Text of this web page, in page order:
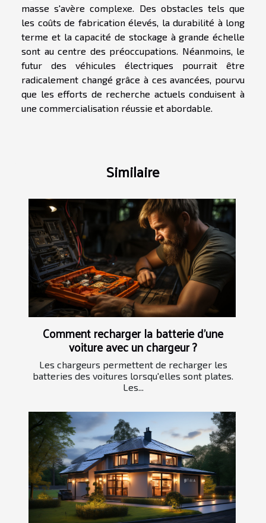
masse s'avère complexe. Des obstacles tels que
les coûts de fabrication élevés, la durabilité à long
terme et la capacité de stockage à grande échelle
sont au centre des préoccupations. Néanmoins, le
futur des véhicules électriques pourrait être
radicalement changé grâce à ces avancées, pourvu
que les efforts de recherche actuels conduisent à
une commercialisation réussie et abordable.
Similaire
Comment recharger la batterie d'une
voiture avec un chargeur ?
Les chargeurs permettent de recharger les
batteries des voitures lorsqu'elles sont plates.
Les...